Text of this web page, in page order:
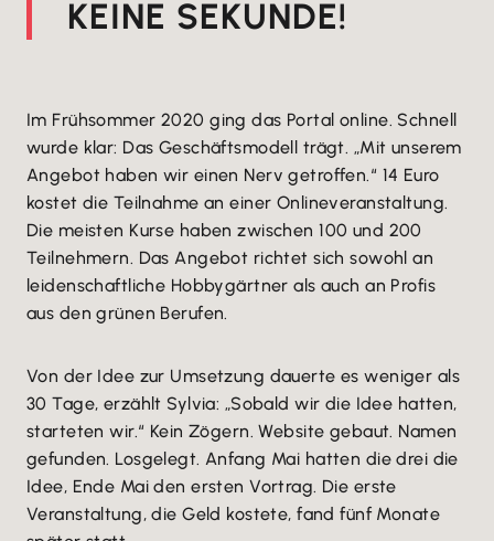
KEINE SEKUNDE!
Im Frühsommer 2020 ging das Portal online. Schnell
wurde klar: Das Geschäftsmodell trägt. „Mit unserem
Angebot haben wir einen Nerv getroffen.“ 14 Euro
kostet die Teilnahme an einer Onlineveranstaltung.
Die meisten Kurse haben zwischen 100 und 200
Teilnehmern. Das Angebot richtet sich sowohl an
leidenschaftliche Hobbygärtner als auch an Profis
aus den grünen Berufen.
Von der Idee zur Umsetzung dauerte es weniger als
30 Tage, erzählt Sylvia: „Sobald wir die Idee hatten,
starteten wir.“ Kein Zögern. Website gebaut. Namen
gefunden. Losgelegt. Anfang Mai hatten die drei die
Idee, Ende Mai den ersten Vortrag. Die erste
Veranstaltung, die Geld kostete, fand fünf Monate